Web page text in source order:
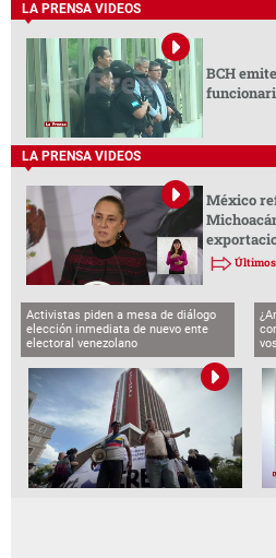
LA PRENSA VIDEOS
BCH
LA PRENSA VIDEOS
México
Activistas piden a mesa de diálogo
elección inmediata de nuevo ente
electoral venezolano